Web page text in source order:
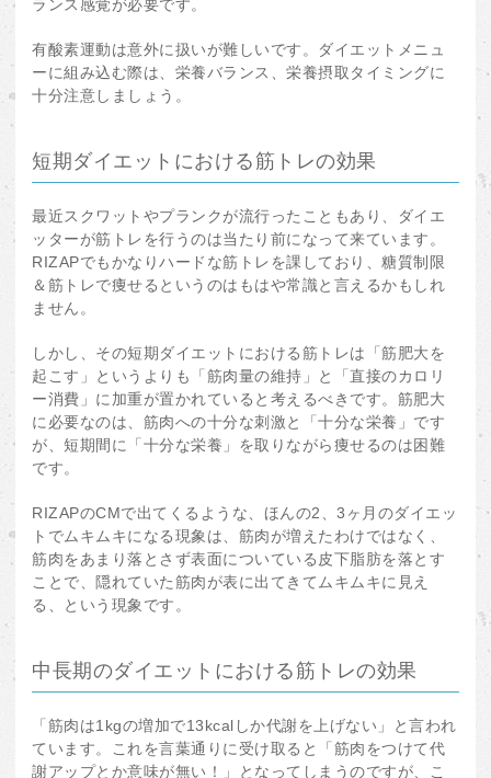
ランス感覚が必要です。
有酸素運動は意外に扱いが難しいです。ダイエットメニュ
ーに組み込む際は、栄養バランス、栄養摂取タイミングに
十分注意しましょう。
短期ダイエットにおける筋トレの効果
最近スクワットやプランクが流行ったこともあり、ダイエ
ッターが筋トレを行うのは当たり前になって来ています。
RIZAPでもかなりハードな筋トレを課しており、糖質制限
＆筋トレで痩せるというのはもはや常識と言えるかもしれ
ません。
しかし、その短期ダイエットにおける筋トレは「筋肥大を
起こす」というよりも「筋肉量の維持」と「直接のカロリ
ー消費」に加重が置かれていると考えるべきです。筋肥大
に必要なのは、筋肉への十分な刺激と「十分な栄養」です
が、短期間に「十分な栄養」を取りながら痩せるのは困難
です。
RIZAPのCMで出てくるような、ほんの2、3ヶ月のダイエッ
トでムキムキになる現象は、筋肉が増えたわけではなく、
筋肉をあまり落とさず表面についている皮下脂肪を落とす
ことで、隠れていた筋肉が表に出てきてムキムキに見え
る、という現象です。
中長期のダイエットにおける筋トレの効果
「筋肉は1kgの増加で13kcalしか代謝を上げない」と言われ
ています。これを言葉通りに受け取ると「筋肉をつけて代
謝アップとか意味が無い！」となってしまうのですが、こ